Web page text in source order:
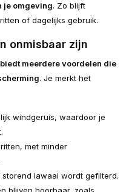
je omgeving. Zo blijft
of dagelijks gebruik.
onmisbaar zijn
meerdere voordelen die
. Je merkt het
windgeruis, waardoor je
met minder
lawaai wordt gefilterd.